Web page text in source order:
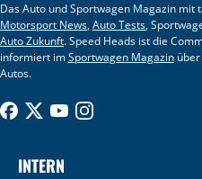
Das Auto und Sportwagen Magazin mit
Motorsport News,Auto Tests,
Auto Zukunft. Speed Heads ist die
informiert imSportwagen Magazin
Autos.
INTERN